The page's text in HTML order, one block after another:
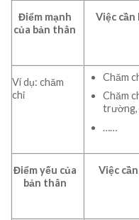
Điểm mạnh
của bản thân
Việc cần
Ví dụ: chăm
chỉ
Chăm
Chăm
trường,
……
Điểm yếu của
bản thân
Việc